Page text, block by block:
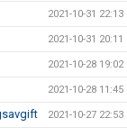
2021-10-31 22:13
2021-10-31 20:11
2021-10-28 19:02
2021-10-28 11:45
2021-10-27 22:53